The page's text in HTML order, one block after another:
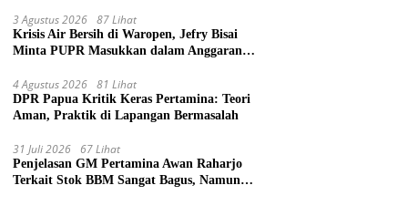
3 Agustus 2026 87 Lihat
Krisis Air Bersih di Waropen, Jefry Bisai
Minta PUPR Masukkan dalam Anggaran
4 Agustus 2026 81 Lihat
DPR Papua Kritik Keras Pertamina: Teori
Aman, Praktik di Lapangan Bermasalah
31 Juli 2026 67 Lihat
Penjelasan GM Pertamina Awan Raharjo
Terkait Stok BBM Sangat Bagus, Namun